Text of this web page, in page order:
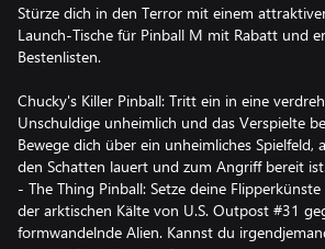
Stürze dich in den Terror mit einem
Launch-Tische für Pinball M mit Rabatt und
Bestenlisten.
Chucky's Killer Pinball: Tritt ein in eine
Unschuldige unheimlich und das Verspielte
Bewege dich über ein unheimliches Spielfeld,
den Schatten lauert und zum Angriff bereit
- The Thing Pinball: Setze deine
der arktischen Kälte von U.S. Outpost #31
formwandelnde Alien. Kannst du